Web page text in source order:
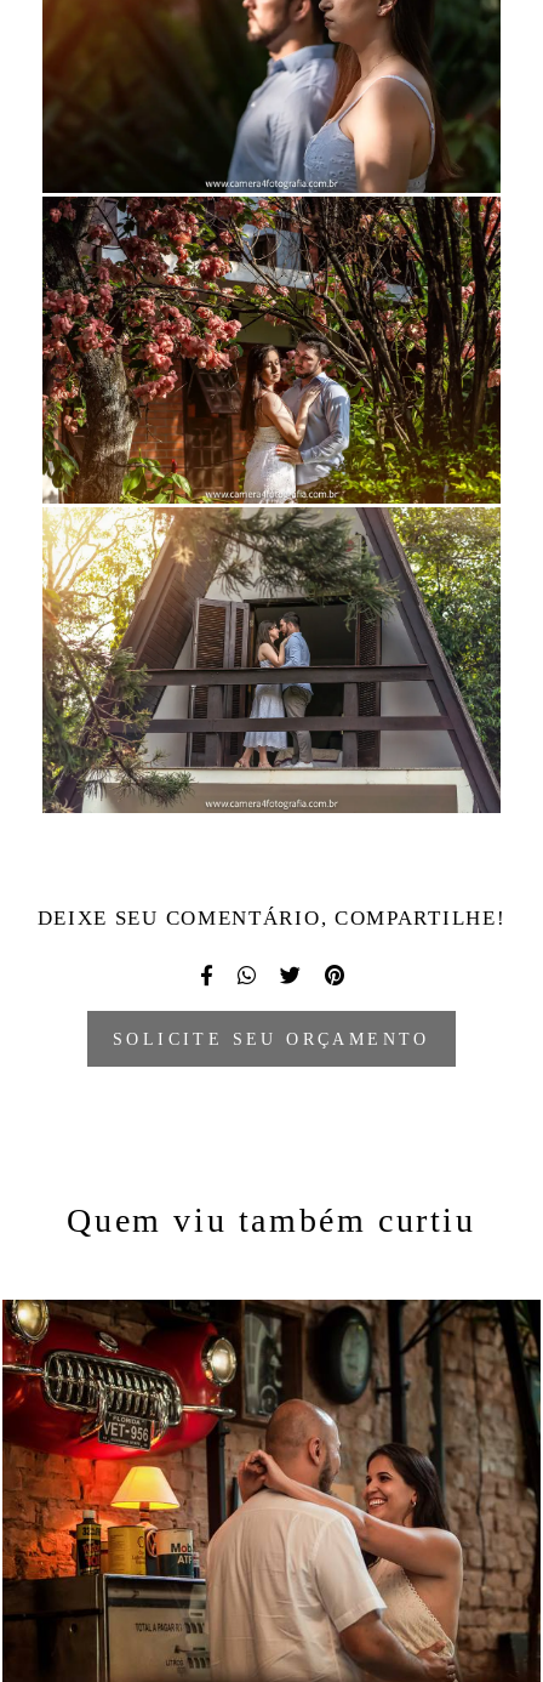
DEIXE SEU COMENTÁRIO, COMPARTILHE!
SOLICITE SEU ORÇAMENTO
Quem viu também curtiu
2115 16